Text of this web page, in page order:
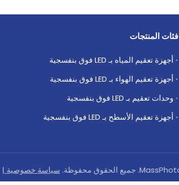
فئات المنتجات
أجهزة تعقيم المياه بـ LED فوق بنفسجية
أجهزة تعقيم الهواء بـ LED فوق بنفسجية
وحدات تعقيم بـ LED فوق بنفسجية
أجهزة تعقيم الأسطح بـ LED فوق بنفسجية
سياسة خصوصية |